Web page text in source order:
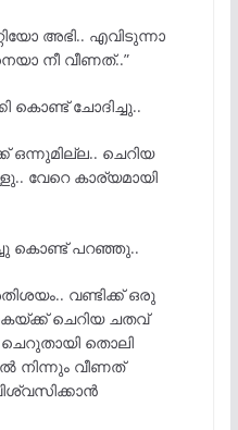
അഭി.. എവിടുന്നാ
നീ വീണത്..”
കൊണ്ട് ചോദിച്ചു..
ഒന്നുമില്ല.. ചെറിയ
വേറെ കാര്യമായി
കൊണ്ട് പറഞ്ഞു..
വണ്ടിക്ക് ഒരു
ചെറിയ ചതവ്
തൊലി
നിന്നും വീണത്